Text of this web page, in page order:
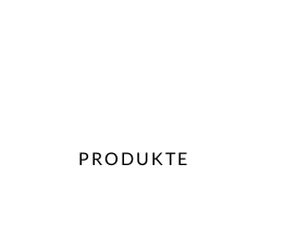
PRODUKTE